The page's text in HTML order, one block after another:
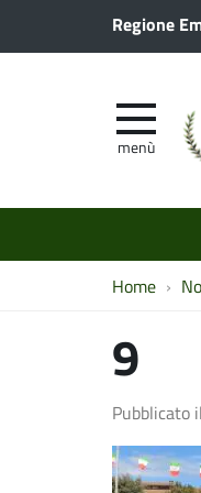
Regione
menù
Home
9
Pubblicato il